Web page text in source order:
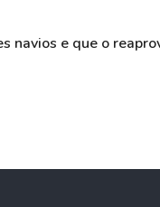
navios e que o